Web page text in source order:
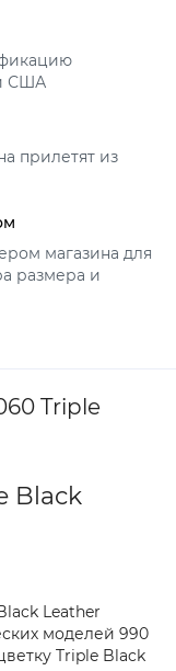
США
прилетят из
магазина для
размера и
Triple
Black
Leather
моделей 990
Triple Black